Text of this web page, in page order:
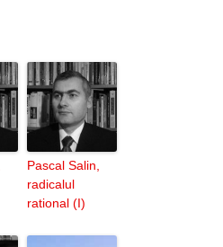
Pascal Salin,
radicalul
rational (I)